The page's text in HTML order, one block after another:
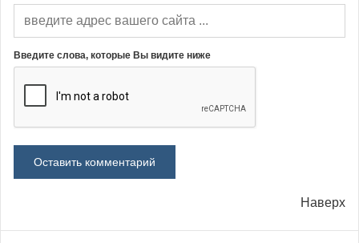
Введите слова, которые Вы видите ниже
Наверх